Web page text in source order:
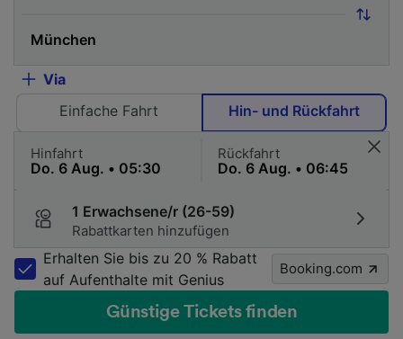
Via
Einfache Fahrt
Hin- und Rückfahrt
Hinfahrt Rückfahrt
1 Erwachsene/r (26-59)
Rabattkarten hinzufügen
Erhalten Sie bis zu 20 % Rabatt
auf Aufenthalte mit Genius
Booking.com
Günstige Tickets finden